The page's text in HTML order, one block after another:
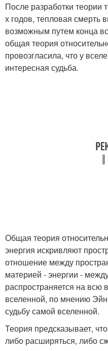
После разработки теории
х годов, тепловая смерть
возможным путем конца
общая теория
провозгласила, что у
интересная судьба.
Общая теория
энергия искривляют
отношение между
материей - энергии -
распространяется на всю
вселенной, по мнению
судьбу самой вселенной.
Теория предсказывает,
либо расширяться, либо